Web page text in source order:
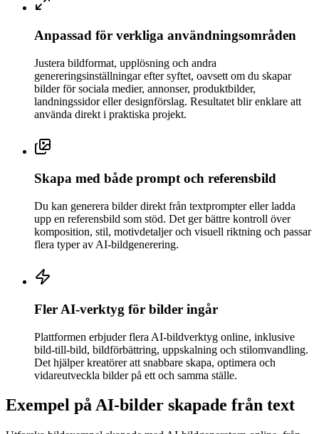
Anpassad för verkliga användningsområden
Justera bildformat, upplösning och andra
genereringsinställningar efter syftet, oavsett om du skapar
bilder för sociala medier, annonser, produktbilder,
landningssidor eller designförslag. Resultatet blir enklare att
använda direkt i praktiska projekt.
Skapa med både prompt och referensbild
Du kan generera bilder direkt från textprompter eller ladda
upp en referensbild som stöd. Det ger bättre kontroll över
komposition, stil, motivdetaljer och visuell riktning och passar
flera typer av AI-bildgenerering.
Fler AI-verktyg för bilder ingår
Plattformen erbjuder flera AI-bildverktyg online, inklusive
bild-till-bild, bildförbättring, uppskalning och stilomvandling.
Det hjälper kreatörer att snabbare skapa, optimera och
vidareutveckla bilder på ett och samma ställe.
Exempel på AI-bilder skapade från text